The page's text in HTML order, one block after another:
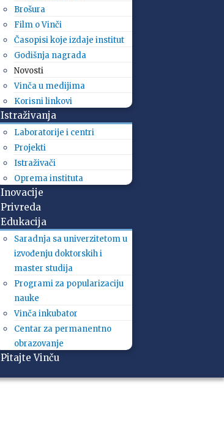
Brošura
Film o Vinči
Časopisi koje izdaje institut
Godišnja nagrada
Novosti
Vinča u medijima
Korisni linkovi
Istraživanja
Laboratorije i centri
Projekti
Istraživači
Oprema instituta
Inovacije
Privreda
Edukacija
Saradnja sa univerzitetom u
izvođenju doktorskih i
master studija
Programi za popularizaciju
nauke
Vinča inkubator
Centar za permanentno
obrazovanje
Pitajte Vinču